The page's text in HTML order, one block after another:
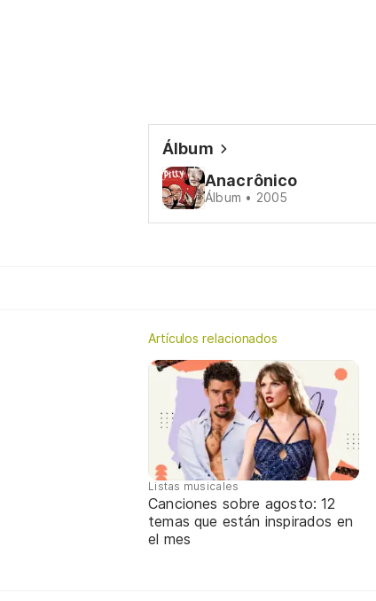
Álbum
Anacrônico
Álbum • 2005
Artículos relacionados
Listas musicales
Canciones sobre agosto: 12
temas que están inspirados en
el mes